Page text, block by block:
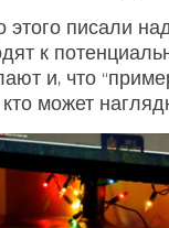
писали
к
и, что
может